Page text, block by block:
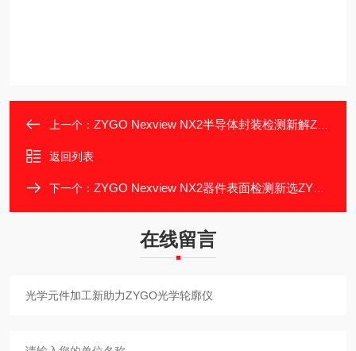
上一个： ZYGO Nexview NX2半导体封装检测新解ZYGO光学轮廓仪
返回列表
下一个： ZYGO Nexview NX2器件表面检测新选ZYGO光学轮廓仪
在线留言